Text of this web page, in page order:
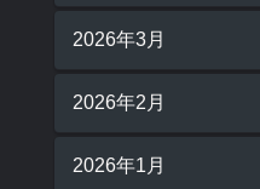
2026年3月
2026年2月
2026年1月